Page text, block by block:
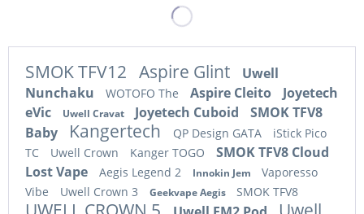
SMOK TFV12 Aspire Glint
Uwell
Nunchaku
WOTOFO The Aspire Cleito
Joyetech
eVic
Uwell Cravat Joyetech Cuboid
SMOK TFV8
Baby
Kangertech QP Design GATA
iStick Pico
TC
Uwell Crown Kanger TOGO
SMOK TFV8 Cloud
Lost Vape
Aegis Legend 2 Innokin Jem
Vaporesso
Vibe
Uwell Crown 3 Geekvape Aegis SMOK TFV8